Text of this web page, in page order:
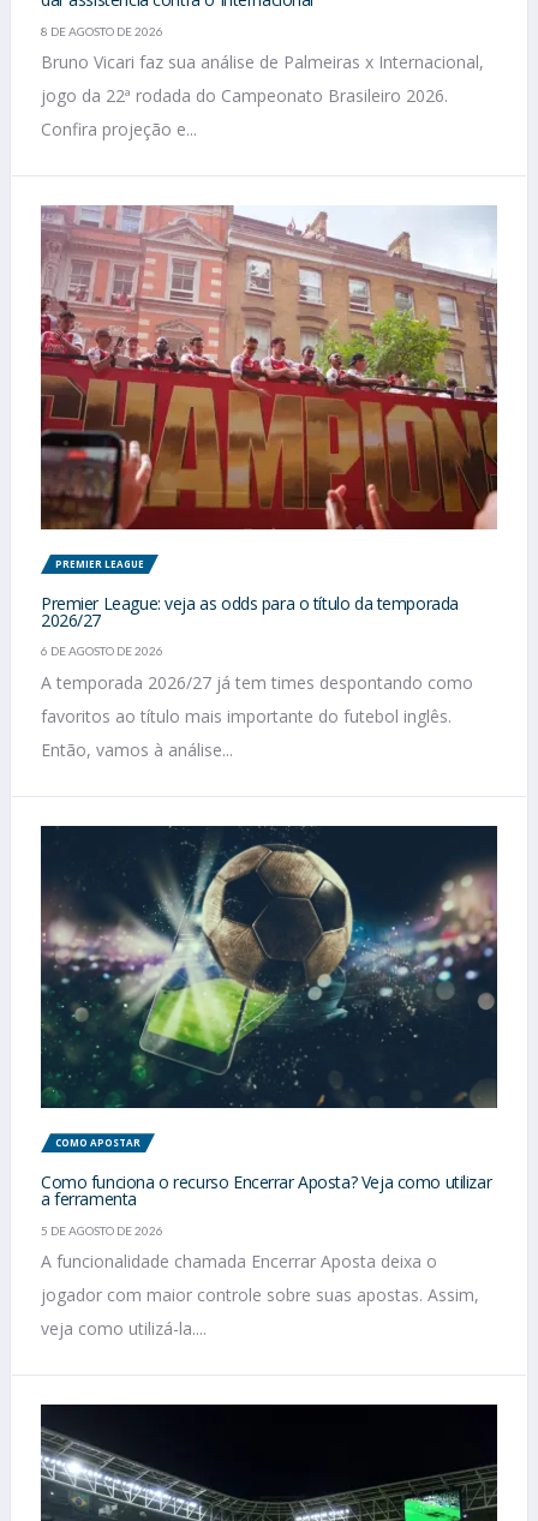
8 DE AGOSTO DE 2026
Bruno Vicari faz sua análise de Palmeiras x Internacional,
jogo da 22ª rodada do Campeonato Brasileiro 2026.
Confira projeção e...
PREMIER LEAGUE
Premier League: veja as odds para o título da temporada
2026/27
6 DE AGOSTO DE 2026
A temporada 2026/27 já tem times despontando como
favoritos ao título mais importante do futebol inglês.
Então, vamos à análise...
COMO APOSTAR
Como funciona o recurso Encerrar Aposta? Veja como utilizar
a ferramenta
5 DE AGOSTO DE 2026
A funcionalidade chamada Encerrar Aposta deixa o
jogador com maior controle sobre suas apostas. Assim,
veja como utilizá-la....